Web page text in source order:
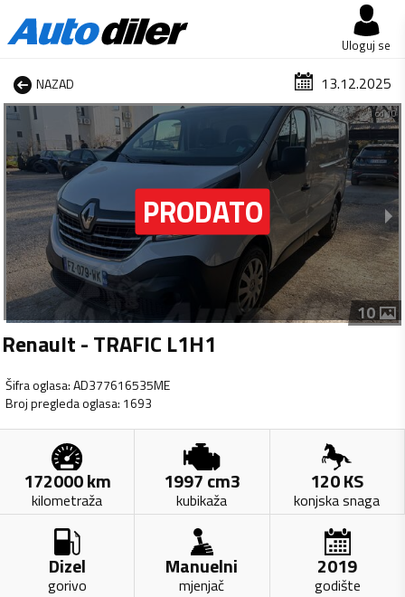
Uloguj se
NAZAD 13.12.2025
1 od 10
10
Renault - TRAFIC L1H1
Šifra oglasa:AD377616535ME
Broj pregleda oglasa: 1693
172000km
kilometraža
1997cm3
kubikaža
120KS
konjska snaga
Dizel
gorivo
Manuelni
mjenjač
2019
godište